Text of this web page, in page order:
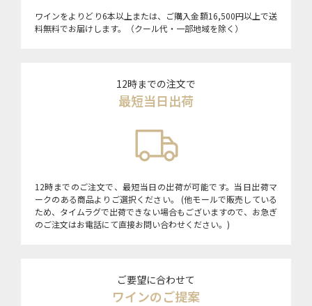
ワインをよりどり6本以上または、ご購入金額16,500円以上で送
料無料でお届けします。（クール代・一部地域を除く）
12時までの注文で
最短当日出荷
12時までのご注文で、最短当日の出荷が可能です。当日出荷マ
ークのある商品よりご選択ください。 (他モールで販売している
ため、タイムラグで出荷できない場合もございますので、お急ぎ
のご注文はお電話にて直接お問い合わせください。)
ご要望に合わせて
ワインのご提案